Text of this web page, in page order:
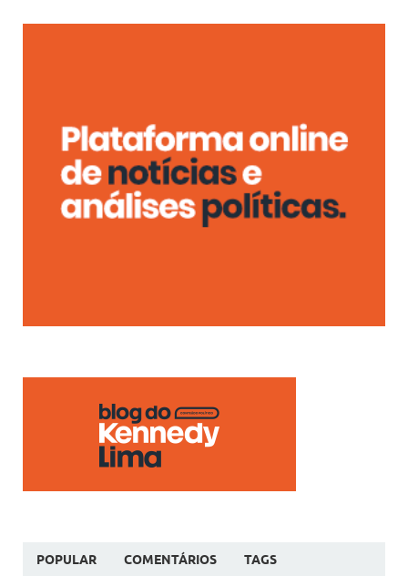
POPULAR COMENTÁRIOS TAGS